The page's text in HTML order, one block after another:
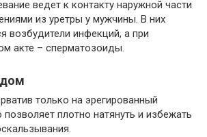
ведет к контакту наружной части
из уретры у мужчины. В них
возбудители инфекций, а при
акте – сперматозоиды.
только на эрегированный
плотно натянуть и избежать